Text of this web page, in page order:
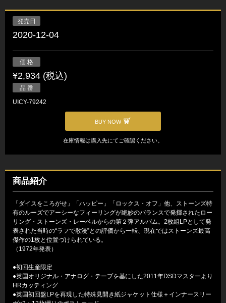
発売日
2020-12-04
価 格
¥2,934 (税込)
品 番
UICY-79242
BUY NOW
在庫情報は購入先にてご確認ください。
商品紹介
「ダイスをころがせ」「ハッピー」「ロックス・オフ」他、ストーンズ特
有のルーズでアーシーなフィーリングが絶妙のバランスで発揮されたロー
リング・ストーンズ・レーベルからの第２弾アルバム。2枚組LPとして発
表された当時の“ラフで散漫”との評価から一転、現在ではストーンズ最高
傑作の1枚と位置づけられている。
（1972年発表）
●初回生産限定
●英国オリジナル・アナログ・テープを基にした2011年DSDマスターより
HRカッティング
●英国初回盤LPを再現した特殊見開き紙ジャケット仕様＋インナースリー